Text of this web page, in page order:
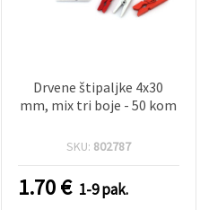
Drvene štipaljke 4x30
mm, mix tri boje - 50 kom
SKU: 802787
1.70€ 1-9 pak.